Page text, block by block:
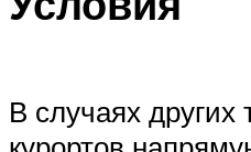
В случаях других